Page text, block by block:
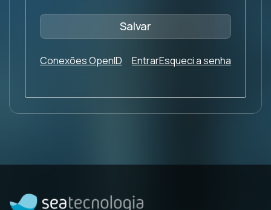
Salvar
Conexões OpenID EntrarEsqueci a senha